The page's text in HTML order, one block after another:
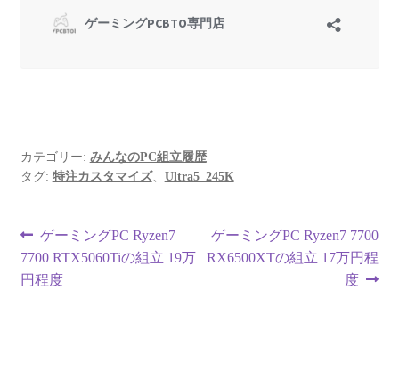
カテゴリー: みんなのPC組立履歴
タグ: 特注カスタマイズ、 Ultra5_245K
投
稿
前
の
投
ゲーミングPC Ryzen7
7700 RTX5060Tiの組立 19万
円程度
次
の
ゲーミングPC Ryzen7 7700
RX6500XTの組立 17万円程
度